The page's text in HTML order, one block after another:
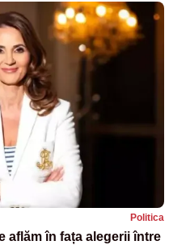
Politica
aflăm în fața alegerii între